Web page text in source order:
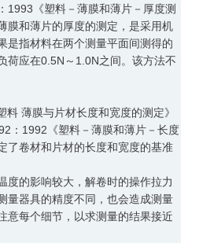
1993《塑料－薄膜和薄片－厚度测
膜和薄片的厚度的测定，是采用机
是指材料在两个测量平面间测得的
荷应在0.5N～1.0N之间。该方法不
薄膜与片材长度和宽度的测定》
：1992《塑料－薄膜和薄片－长度
了卷材和片材的长度和宽度的基准
的影响较大，解卷时的操作拉力
量器具的精度不同，也会造成测量
意每个细节，以求测量的结果接近